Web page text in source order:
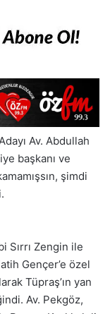
Av. Abdullah
başkanı ve
şimdi
Sırrı Zengin ile
Gençer’e özel
Tüpraş’ın yan
Av. Pekgöz,